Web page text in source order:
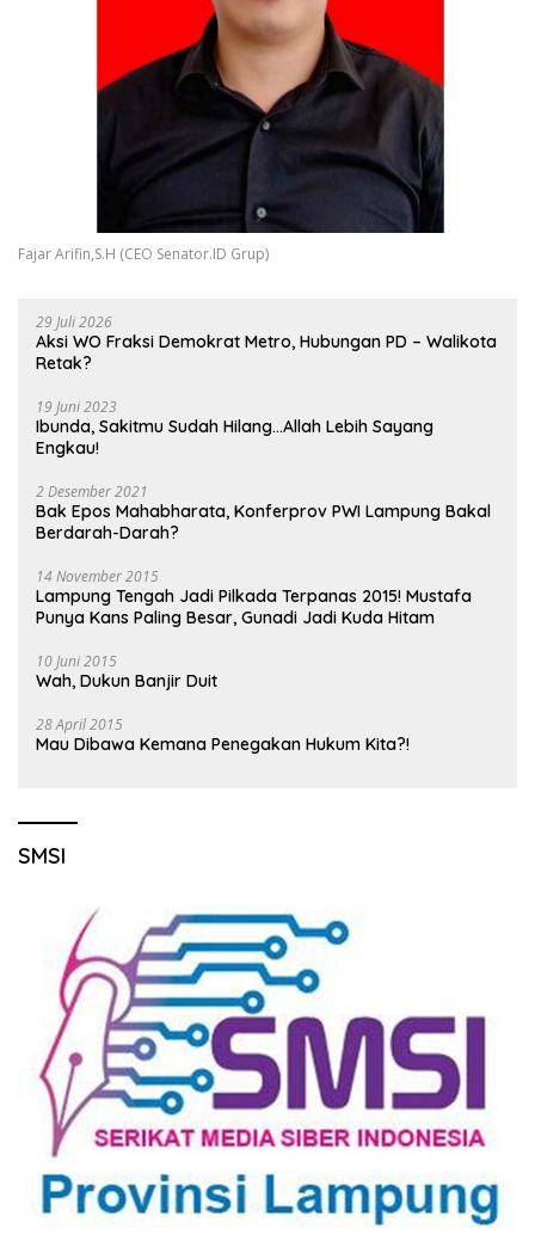
Fajar Arifin,S.H (CEO Senator.ID Grup)
29 Juli 2026
Aksi WO Fraksi Demokrat Metro, Hubungan PD – Walikota
Retak?
19 Juni 2023
Ibunda, Sakitmu Sudah Hilang…Allah Lebih Sayang
Engkau!
2 Desember 2021
Bak Epos Mahabharata, Konferprov PWI Lampung Bakal
Berdarah-Darah?
14 November 2015
Lampung Tengah Jadi Pilkada Terpanas 2015! Mustafa
Punya Kans Paling Besar, Gunadi Jadi Kuda Hitam
10 Juni 2015
Wah, Dukun Banjir Duit
28 April 2015
Mau Dibawa Kemana Penegakan Hukum Kita?!
SMSI